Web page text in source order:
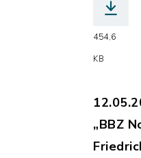
454,6
KB
„BBZ